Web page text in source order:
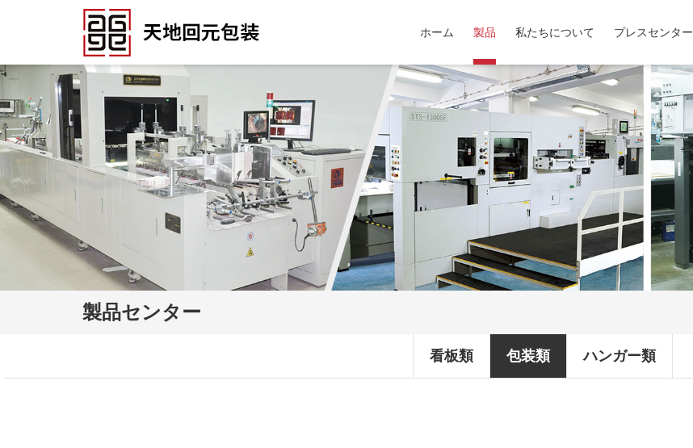
ホーム 製品 私たちについて プレスセンター
製品センター
看板類 包装類 ハンガー類